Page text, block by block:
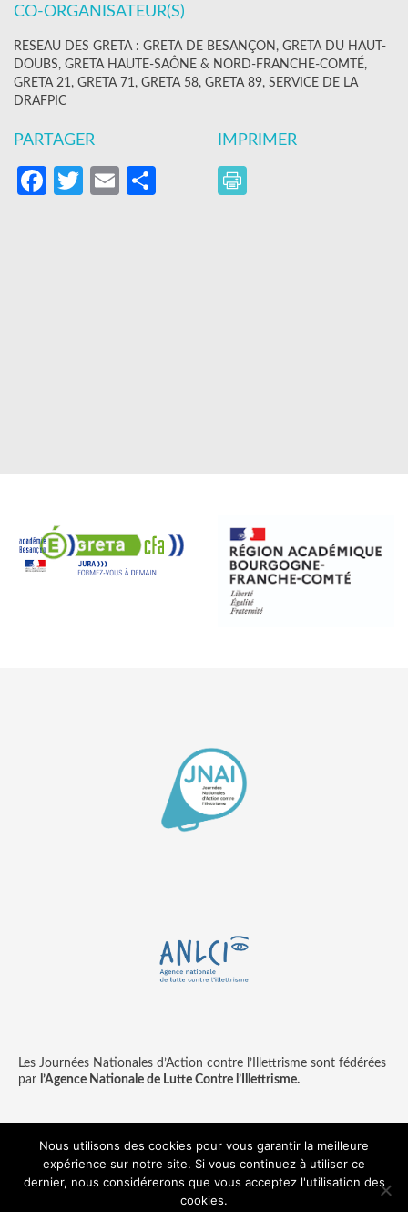
CO-ORGANISATEUR(S)
RESEAU DES GRETA : GRETA DE BESANÇON, GRETA DU HAUT-
DOUBS, GRETA HAUTE-SAÔNE & NORD-FRANCHE-COMTÉ,
GRETA 21, GRETA 71, GRETA 58, GRETA 89, SERVICE DE LA
DRAFPIC
PARTAGER
Facebook
Twitter
EmailPartager
IMPRIMER
Les Journées Nationales d’Action contre l’Illettrisme sont fédérées
par l’Agence Nationale de Lutte Contre l’Illettrisme.
Contact
Mentions légales
© copyright ANLCI 2018
Nous utilisons des cookies pour vous garantir la meilleure
expérience sur notre site. Si vous continuez à utiliser ce
dernier, nous considérerons que vous acceptez l'utilisation des
cookies.